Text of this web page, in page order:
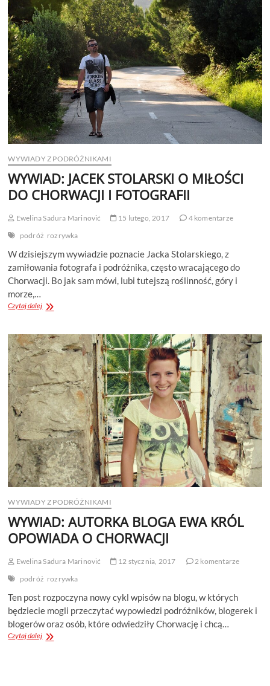
I
KAMILA
Z
ROBIMY
PODRÓŻE
WYWIADY Z PODRÓŻNIKAMI
WYWIAD: JACEK STOLARSKI O MIŁOŚCI
DO CHORWACJI I FOTOGRAFII
Ewelina Sadura Marinović 15 lutego, 2017
4 komentarze
podróż rozrywka
W dzisiejszym wywiadzie poznacie Jacka Stolarskiego, z
zamiłowania fotografa i podróżnika, często wracającego do
Chorwacji. Bo jak sam mówi, lubi tutejszą roślinność, góry i
morze,…
Czytaj dalejWYWIAD:
O
MIŁOŚCI
DO
CHORWACJI
I
FOTOGRAFII
WYWIADY Z PODRÓŻNIKAMI
WYWIAD: AUTORKA BLOGA EWA KRÓL
OPOWIADA O CHORWACJI
Ewelina Sadura Marinović 12 stycznia, 2017
2 komentarze
podróż rozrywka
Ten post rozpoczyna nowy cykl wpisów na blogu, w których
będziecie mogli przeczytać wypowiedzi podróżników, blogerek i
blogerów oraz osób, które odwiedziły Chorwację i chcą…
Czytaj dalejWYWIAD: